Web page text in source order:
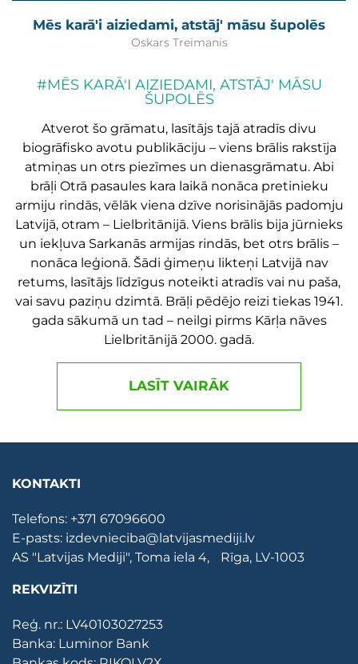
Mēs karā'i aiziedami, atstāj' māsu šupolēs
Oskars Treimanis
#MĒS KARĀ'I AIZIEDAMI, ATSTĀJ' MĀSU
ŠUPOLĒS
Atverot šo grāmatu, lasītājs tajā atradīs divu
biogrāfisko avotu publikāciju – viens brālis rakstīja
atmiņas un otrs piezīmes un dienasgrāmatu. Abi
brāļi Otrā pasaules kara laikā nonāca pretinieku
armiju rindās, vēlāk viena dzīve norisinājās padomju
Latvijā, otram – Lielbritānijā. Viens brālis bija jūrnieks
un iekļuva Sarkanās armijas rindās, bet otrs brālis –
nonāca leģionā. Šādi ģimeņu likteņi Latvijā nav
retums, lasītājs līdzīgus noteikti atradīs vai nu paša,
vai savu paziņu dzimtā. Brāļi pēdējo reizi tiekas 1941.
gada sākumā un tad – neilgi pirms Kārļa nāves
Lielbritānijā 2000. gadā.
LASĪT VAIRĀK
KONTAKTI
Telefons: +371 67096600
E-pasts: izdevnieciba@latvijasmediji.lv
AS "Latvijas Mediji", Toma iela 4, Rīga, LV-1003
REKVIZĪTI
Reģ. nr.: LV40103027253
Banka: Luminor Bank